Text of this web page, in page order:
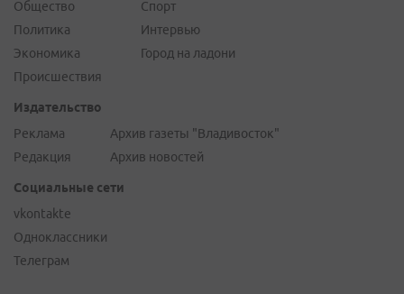
Общество
Политика
Экономика
Происшествия
Спорт
Интервью
Город на ладони
Издательство
Реклама
Редакция
Архив газеты "Владивосток"
Архив новостей
Социальные сети
vkontakte
Одноклассники
Телеграм